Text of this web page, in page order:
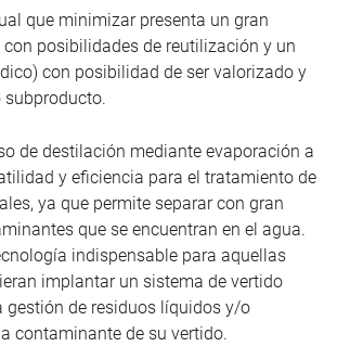
que minimizar presenta un gran
posibilidades de reutilización y un
con posibilidad de ser valorizado y
de destilación mediante evaporación a
y eficiencia para el tratamiento de
ya que permite separar con gran
que se encuentran en el agua.
indispensable para aquellas
implantar un sistema de vertido
gestión de residuos líquidos y/o
contaminante de su vertido.